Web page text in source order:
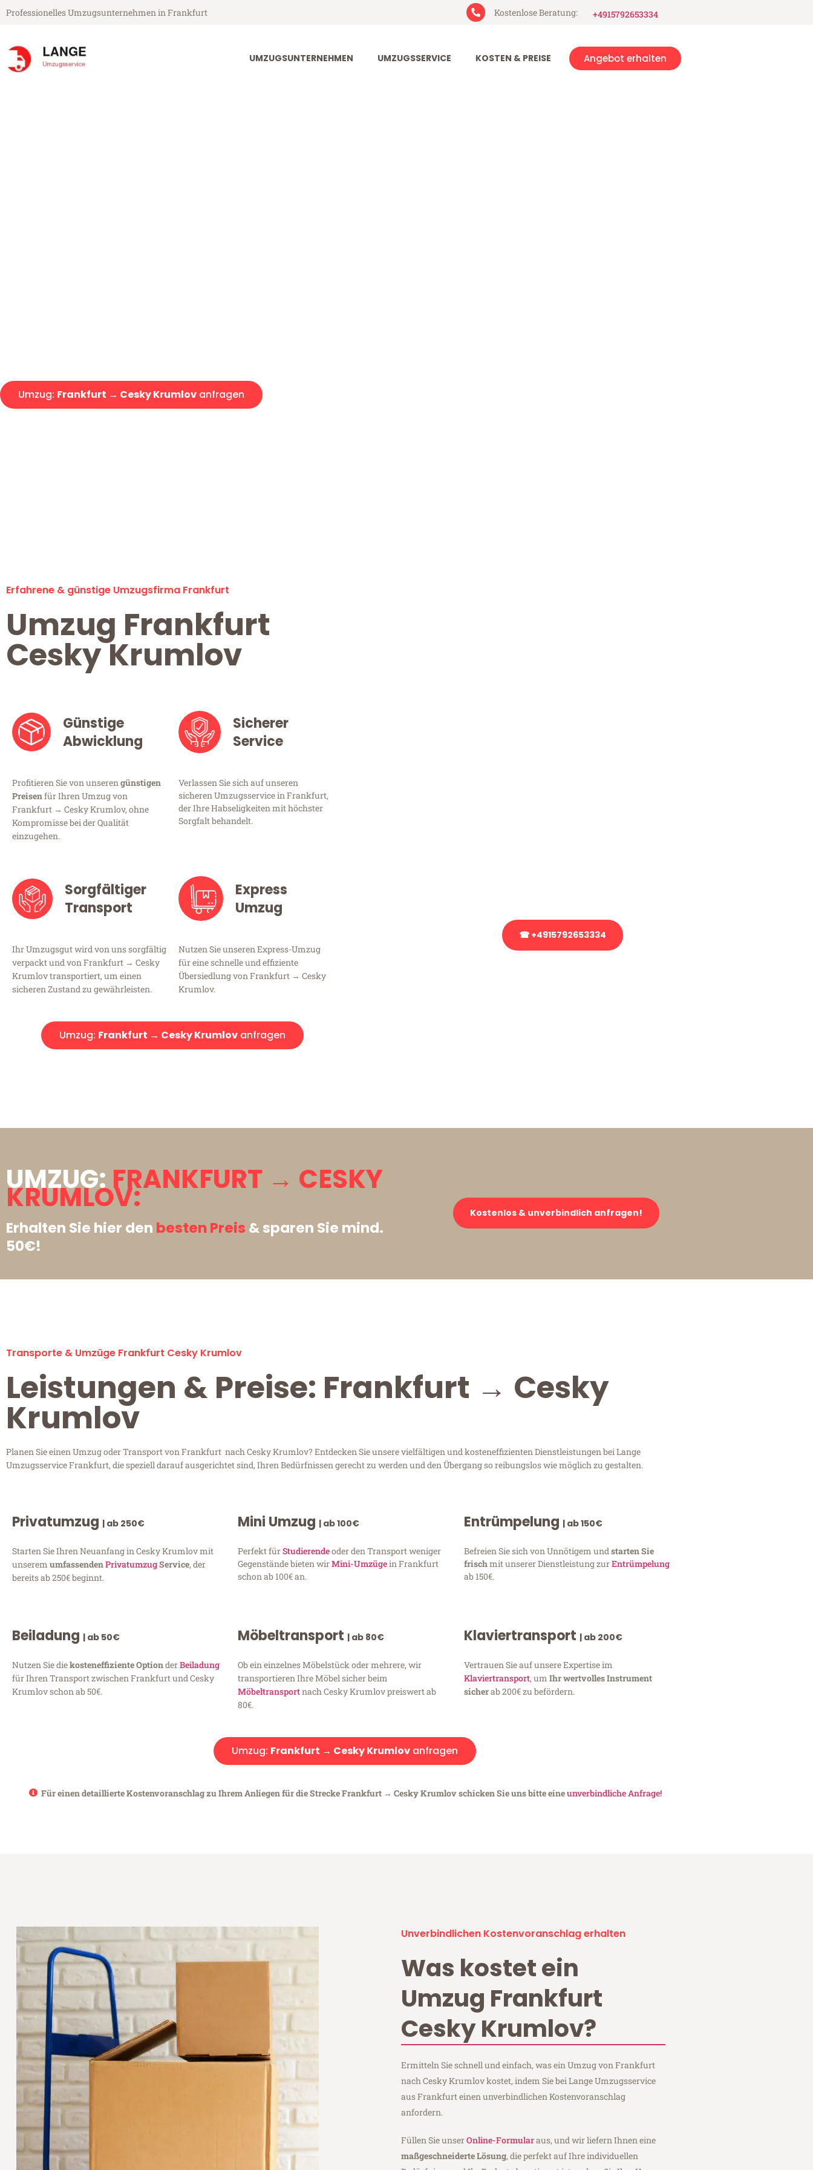
Professionelles Umzugsunternehmen in Frankfurt Kostenlose Beratung: +4915792653334
UMZUGSUNTERNEHMEN UMZUGSSERVICE KOSTEN & PREISE Angebot erhalten
Umzug: Frankfurt → Cesky Krumlov anfragen
Erfahrene & günstige Umzugsfirma Frankfurt
Umzug Frankfurt
Cesky Krumlov
Günstige
Abwicklung
Profitieren Sie von unserengünstigen
Preisenfür Ihren Umzug von
Frankfurt → Cesky Krumlov, ohne
Kompromisse bei der Qualität
einzugehen.
Sicherer
Service
Verlassen Sie sich auf unseren
sicheren Umzugsservice in Frankfurt,
der Ihre Habseligkeiten mit höchster
Sorgfalt behandelt.
Sorgfältiger
Transport
Ihr Umzugsgut wird von uns sorgfältig
verpackt und von Frankfurt → Cesky
Krumlov transportiert, um einen
sicheren Zustand zu gewährleisten.
Express
Umzug
Nutzen Sie unseren Express-Umzug
für eine schnelle und effiziente
Übersiedlung von Frankfurt → Cesky
Krumlov.
Umzug: Frankfurt → Cesky Krumlov anfragen
☎ +4915792653334
UMZUG:FRANKFURT → CESKY
KRUMLOV:
Erhalten Sie hier den besten Preis & sparen Sie mind.
50€!
Kostenlos & unverbindlich anfragen!
Transporte & Umzüge Frankfurt Cesky Krumlov
Leistungen & Preise: Frankfurt → Cesky
Krumlov
Planen Sie einen Umzug oder Transport von Frankfurt nach Cesky Krumlov? Entdecken Sie unsere vielfältigen und kosteneffizienten Dienstleistungen bei Lange
Umzugsservice Frankfurt, die speziell darauf ausgerichtet sind, Ihren Bedürfnissen gerecht zu werden und den Übergang so reibungslos wie möglich zu gestalten.
Privatumzug | ab 250€
Starten Sie Ihren Neuanfang in Cesky Krumlov mit
unserem umfassendenPrivatumzugService, der
bereits ab 250€ beginnt.
Mini Umzug | ab 100€
Perfekt fürStudierendeoder den Transport weniger
Gegenstände bieten wirMini-Umzügein Frankfurt
schon ab 100€ an.
Entrümpelung | ab 150€
Befreien Sie sich von Unnötigem undstarten Sie
frischmit unserer Dienstleistung zurEntrümpelung
ab 150€.
Beiladung | ab 50€
Nutzen Sie diekosteneffiziente OptionderBeiladung
für Ihren Transport zwischen Frankfurt und Cesky
Krumlov schon ab 50€.
Möbeltransport | ab 80€
Ob ein einzelnes Möbelstück oder mehrere, wir
transportieren Ihre Möbel sicher beim
Möbeltransportnach Cesky Krumlov preiswert ab
80€.
Klaviertransport | ab 200€
Vertrauen Sie auf unsere Expertise im
Klaviertransport, um Ihr wertvolles Instrument
sicherab 200€ zu befördern.
Umzug: Frankfurt → Cesky Krumlov anfragen
Für einen detaillierte Kostenvoranschlag zu Ihrem Anliegen für die Strecke Frankfurt → Cesky Krumlov schicken Sie uns bitte eineunverbindliche Anfrage!
Unverbindlichen Kostenvoranschlag erhalten
Was kostet ein
Umzug Frankfurt
Cesky Krumlov?
Ermitteln Sie schnell und einfach, was ein Umzug von Frankfurt
nach Cesky Krumlov kostet, indem Sie bei Lange Umzugsservice
aus Frankfurt einen unverbindlichen Kostenvoranschlag
anfordern.
Füllen Sie unserOnline-Formularaus, und wir liefern Ihnen eine
maßgeschneiderte Lösung, die perfekt auf Ihre individuellen